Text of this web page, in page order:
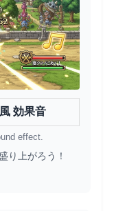
効果音
effect.
り上がろう！